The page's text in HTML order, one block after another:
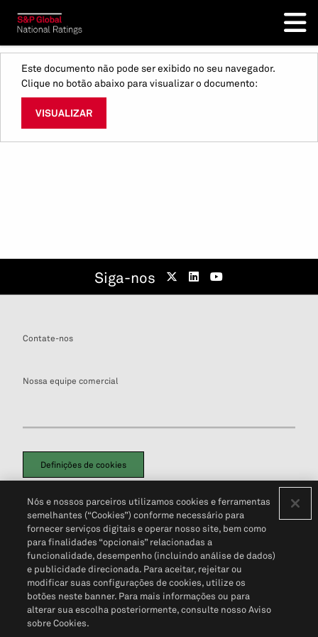
Este documento não pode ser exibido no seu navegador.
Clique no botão abaixo para visualizar o documento:
VISUALIZAR
Siga-nos
Contate-nos
Nossa equipe comercial
Definições de cookies
Política de PrivacidadePortal de privacidade do cliente (em inglês)
Não Venda Minhas Informações Pessoais© 2026 S&P Global
Nós e nossos parceiros utilizamos cookies e ferramentas
semelhantes (“Cookies”) conforme necessário para
fornecer serviços digitais e operar nosso site, bem como
para finalidades “opcionais” relacionadas a
funcionalidade, desempenho (incluindo análise de dados)
e publicidade direcionada. Para aceitar, rejeitar ou
modificar suas configurações de cookies, utilize os
botões neste banner. Para mais informações ou para
alterar sua escolha posteriormente, consulte nosso Aviso
sobre Cookies.